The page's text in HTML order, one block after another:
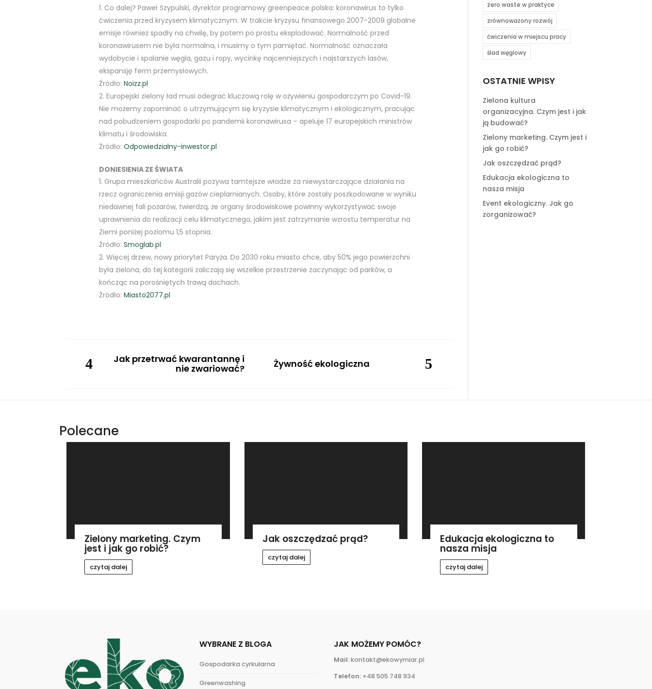
Co dalej? Paweł Szypulski, dyrektor programowy greenpeace polska: koronawirus to tylko
ćwiczenia przed kryzysem klimatycznym. W trakcie kryzysu finansowego 2007-2009 globalne
emisje również spadły na chwilę, by potem po prostu eksplodować. Normalność przed
koronawirusem nie była normalna, i musimy o tym pamiętać. Normalność oznaczała
wydobycie i spalanie węgla, gazu i ropy, wycinkę najcenniejszych i najstarszych lasów,
ekspansję ferm przemysłowych.
Źródło:Noizz.pl
Europejski zielony ład musi odegrać kluczową rolę w ożywieniu gospodarczym po Covid-19.
Nie możemy zapominać o utrzymującym się kryzysie klimatycznym i ekologicznym, pracując
nad pobudzeniem gospodarki po pandemii koronawirusa – apeluje 17 europejskich ministrów
klimatu i środowiska.
Źródło:Odpowiedzialny-inwestor.pl
DONIESIENIA ZE ŚWIATA
Grupa mieszkańców Australii pozywa tamtejsze władze za niewystarczające działania na
rzecz ograniczenia emisji gazów cieplarnianych. Osoby, które zostały poszkodowane w wyniku
niedawnej fali pożarów, twierdzą, że organy środowiskowe powinny wykorzystywać swoje
uprawnienia do realizacji celu klimatycznego, jakim jest zatrzymanie wzrostu temperatur na
Ziemi poniżej poziomu 1,5 stopnia.
Źródło:Smoglab.pl
Więcej drzew, nowy priorytet Paryża. Do 2030 roku miasto chce, aby 50% jego powierzchni
była zielona, do tej kategorii zaliczają się wszelkie przestrzenie zaczynając od parków, a
kończąc na porośniętych trawą dachach.
Źródło:Miasto2077.pl
Jak przetrwać kwarantannę i
nie zwariować?
Żywność ekologiczna
zero waste w praktyce
zrównoważony rozwój
ćwiczenia w miejscu pracy
ślad węglowy
OSTATNIE WPISY
Zielona kultura
organizacyjna. Czym jest i jak
ją budować?
Zielony marketing. Czym jest i
jak go robić?
Jak oszczędzać prąd?
Edukacja ekologiczna to
nasza misja
Event ekologiczny. Jak go
zorganizować?
Polecane
Zielony marketing. Czym
jest i jak go robić?
czytaj dalej
Jak oszczędzać prąd?
czytaj dalej
Edukacja ekologiczna to
nasza misja
czytaj dalej
WYBRANE Z BLOGA
Gospodarka cyrkularna
Greenwashing
JAK MOŻEMY POMÓC?
Mail:kontakt@ekowymiar.pl
Telefon: +48 505 748 934